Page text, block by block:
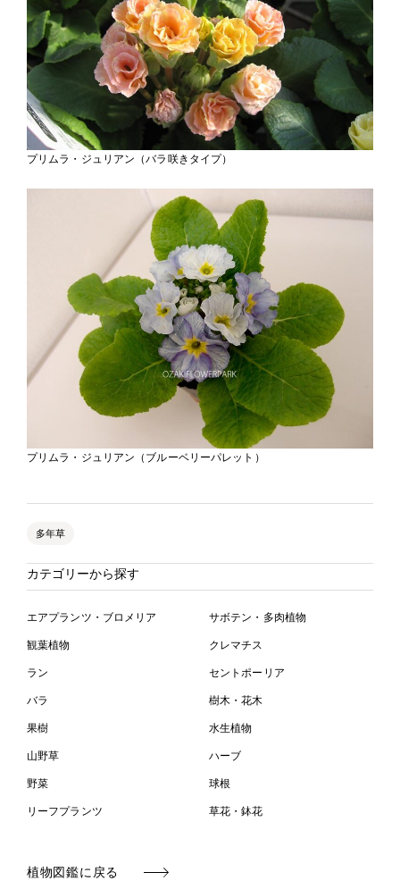
プリムラ・ジュリアン（バラ咲きタイプ）
プリムラ・ジュリアン（ブルーベリーパレット）
多年草
カテゴリーから探す
エアプランツ・ブロメリア サボテン・多肉植物
観葉植物 クレマチス
ラン セントポーリア
バラ 樹木・花木
果樹 水生植物
山野草 ハーブ
野菜 球根
リーフプランツ 草花・鉢花
植物図鑑に戻る